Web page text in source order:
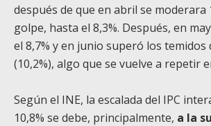
después de que en abril se moderara
golpe, hasta el 8,3%. Después, en
el 8,7% y en junio superó los temidos
(10,2%), algo que se vuelve a repetir
Según el INE, la escalada del IPC
10,8% se debe, principalmente, a la